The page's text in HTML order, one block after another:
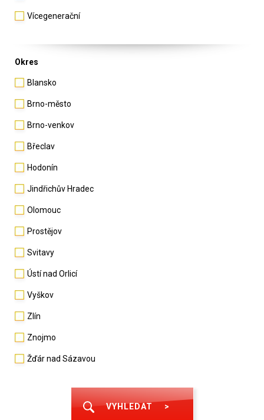
Vícegenerační
Okres
Blansko
Brno-město
Brno-venkov
Břeclav
Hodonín
Jindřichův Hradec
Olomouc
Prostějov
Svitavy
Ústí nad Orlicí
Vyškov
Zlín
Znojmo
Žďár nad Sázavou
VYHLEDAT >